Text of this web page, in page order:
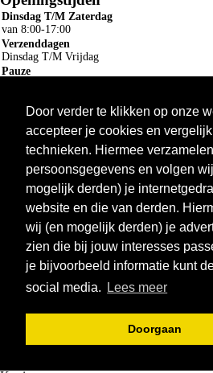
Door verder te klikken op onze
accepteer je cookies en
technieken. Hiermee
persoonsgegevens en volgen
mogelijk derden) je
website en die van derden.
wij (en mogelijk derden) je
zien die bij jouw interesses
je bijvoorbeeld informatie kunt
social media.
Lees meer
Doorgaan
Dinsdag T/M Zaterdag
van 8:00-17:00
Verzenddagen
Dinsdag T/M Vrijdag
Pauze
Algemene voorwaarden
ruilen en retourneren
Privacy
Cookie
Winkelwagen delen
Kopieer deze link om op je website te
een bericht